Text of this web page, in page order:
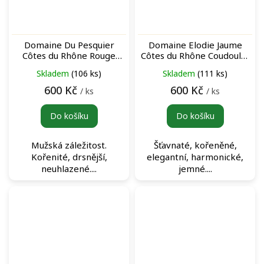
Domaine Du Pesquier
Côtes du Rhône Rouge
Skladem (106 ks)
600 Kč / ks
Do košíku
Mužská záležitost.
Kořenité, drsnější,
neuhlazené....
Domaine Elodie Jaume
Côtes du Rhône Coudoulet
Skladem (111 ks)
600 Kč / ks
Do košíku
Šťavnaté, kořeněné,
elegantní, harmonické,
jemné....